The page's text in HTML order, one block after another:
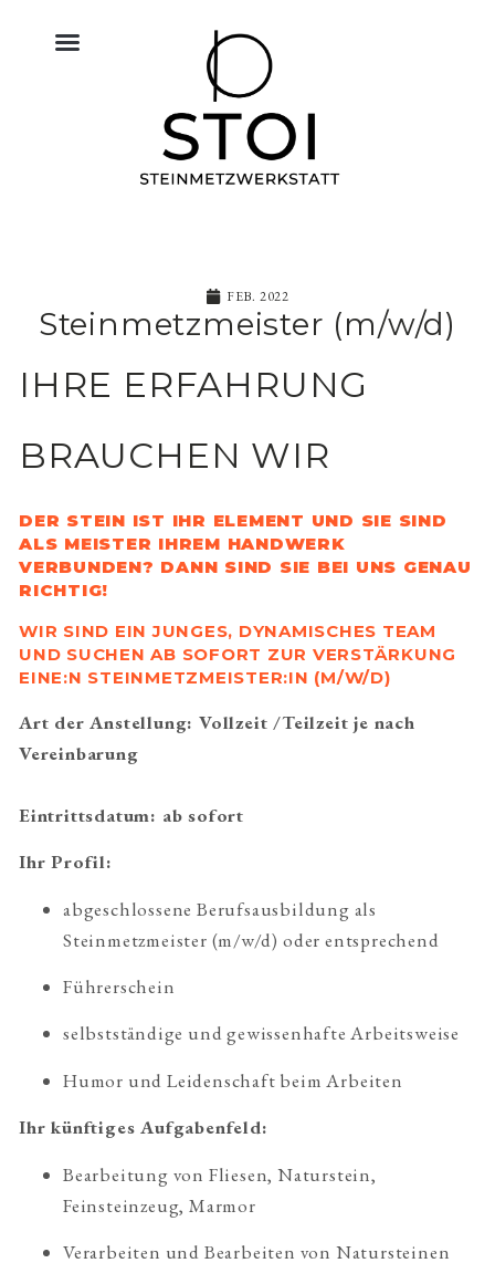
FEB. 2022
Steinmetzmeister (m/w/d)
IHRE ERFAHRUNG
BRAUCHEN WIR
DER STEIN IST IHR ELEMENT UND SIE SIND
ALS MEISTER IHREM HANDWERK
VERBUNDEN? DANN SIND SIE BEI UNS GENAU
RICHTIG!
WIR SIND EIN JUNGES, DYNAMISCHES TEAM
UND SUCHEN AB SOFORT ZUR VERSTÄRKUNG
EINE:N STEINMETZMEISTER:IN (M/W/D)
Art der Anstellung: Vollzeit /Teilzeit je nach
Vereinbarung
Eintrittsdatum: ab sofort
Ihr Profil:
abgeschlossene Berufsausbildung als
Steinmetzmeister (m/w/d) oder entsprechend
Führerschein
selbstständige und gewissenhafte Arbeitsweise
Humor und Leidenschaft beim Arbeiten
Ihr künftiges Aufgabenfeld:
Bearbeitung von Fliesen, Naturstein,
Feinsteinzeug, Marmor
Verarbeiten und Bearbeiten von Natursteinen